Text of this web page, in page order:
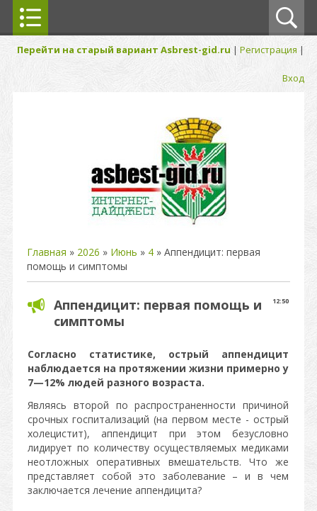
Перейти на старый вариант Asbrest-gid.ru | Регистрация |
Вход
Главная » 2026 » Июнь » 4 » Аппендицит: первая
помощь и симптомы
12:50
Аппендицит: первая помощь и
симптомы
Согласно статистике, острый аппендицит
наблюдается на протяжении жизни примерно у
7—12% людей разного возраста.
Являясь второй по распространенности причиной
срочных госпитализаций (на первом месте - острый
холецистит), аппендицит при этом безусловно
лидирует по количеству осуществляемых медиками
неотложных оперативных вмешательств. Что же
представляет собой это заболевание – и в чем
заключается лечение аппендицита?